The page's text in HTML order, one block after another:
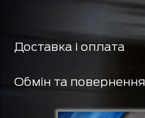
Доставка і оплата
Обмін та повернення